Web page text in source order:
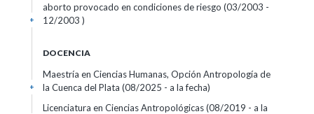
aborto provocado en condiciones de riesgo (03/2003 -
12/2003 )
+
DOCENCIA
Maestría en Ciencias Humanas, Opción Antropología de
la Cuenca del Plata (08/2025 - a la fecha)
+
Licenciatura en Ciencias Antropológicas (08/2019 - a la